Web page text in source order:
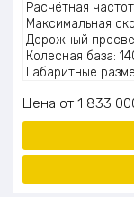
Расчётная
Максимальная
Дорожный
Колесная база:
Габаритные
Наклон мачты (a/
Свободная
Высота подъёма
Шины: 6.50-10-
Тип шин:
Цена 1 833